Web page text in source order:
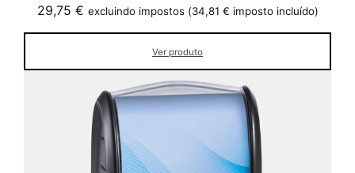
29,75 € excluindo impostos (34,81 € imposto incluído)
Ver produto